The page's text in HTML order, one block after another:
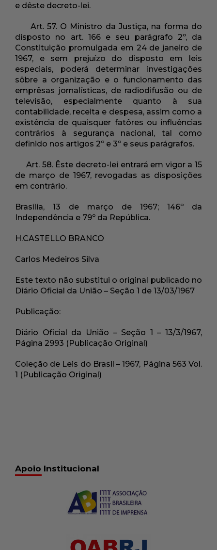
e dêste decreto-lei.
Art. 57. O Ministro da Justiça, na forma do
disposto no art. 166 e seu parágrafo 2º, da
Constituição promulgada em 24 de janeiro de
1967, e sem prejuízo do disposto em leis
especiais, poderá determinar investigações
sôbre a organização e o funcionamento das
emprêsas jornalísticas, de radiodifusão ou de
televisão, especialmente quanto à sua
contabilidade, receita e despesa, assim como a
existência de quaisquer fatôres ou influências
contrários à segurança nacional, tal como
definido nos artigos 2º e 3º e seus parágrafos.
Art. 58. Êste decreto-lei entrará em vigor a 15
de março de 1967, revogadas as disposições
em contrário.
Brasília, 13 de março de 1967; 146º da
Independência e 79º da República.
H.CASTELLO BRANCO
Carlos Medeiros Silva
Este texto não substitui o original publicado no
Diário Oficial da União – Seção 1 de 13/03/1967
Publicação:
Diário Oficial da União – Seção 1 – 13/3/1967,
Página 2993 (Publicação Original)
Coleção de Leis do Brasil – 1967, Página 563 Vol.
1 (Publicação Original)
Apoio Institucional